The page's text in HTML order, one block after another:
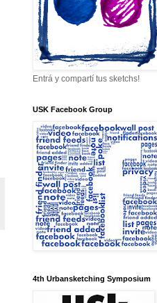
Entrá y compartí tus sketchs!
USK Facebook Group
4th Urbansketching Symposium